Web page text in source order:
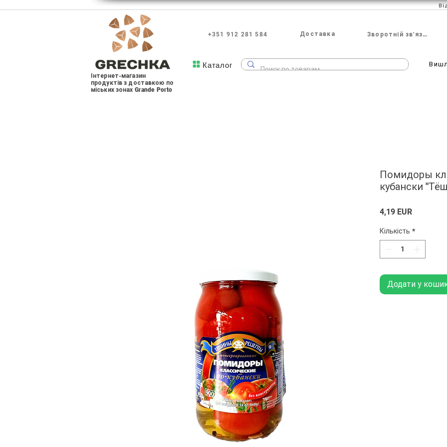
+351 912 281 584 Доставка Зворотній зв'язок
Інтернет-магазин
продуктів з доставкою по
міських зонах Grande Porto
Каталог
Помидоры
кубански
4,19 EURЦіна
Кількість *
Додати у